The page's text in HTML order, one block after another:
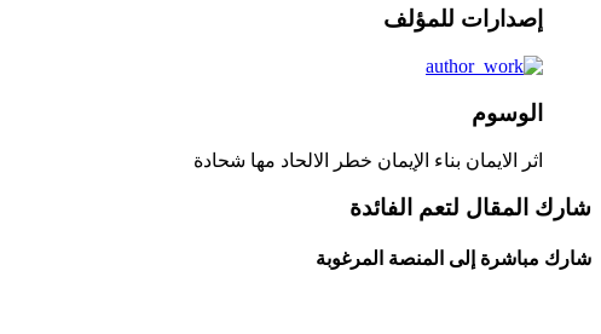
إصدارات للمؤلف
الوسوم
اثر الايمان بناء الإيمان خطر الالحاد مها شحادة
شارك المقال لتعم الفائدة
شارك مباشرة إلى المنصة المرغوبة